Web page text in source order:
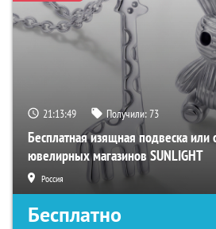
21:13:48 Получили:73
Бесплатная изящная подвеска или
ювелирных магазинов SUNLIGHT
Россия
Бесплатно